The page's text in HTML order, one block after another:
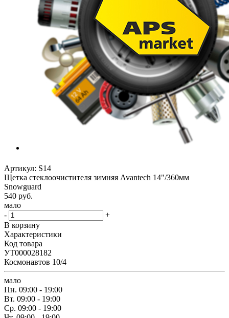
Артикул: S14
Щетка стеклоочистителя зимняя Avantech 14"/360мм
Snowguard
540 руб.
мало
-
+
В корзину
Характеристики
Код товара
УТ000028182
Космонавтов 10/4
мало
Пн. 09:00 - 19:00
Вт. 09:00 - 19:00
Ср. 09:00 - 19:00